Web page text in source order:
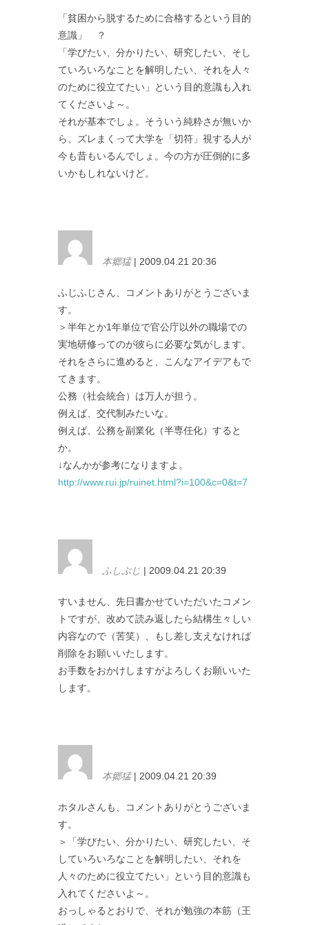
「貧困から脱するために合格するという目的
意識」 ？
「学びたい、分かりたい、研究したい、そし
ていろいろなことを解明したい、それを人々
のために役立てたい」という目的意識も入れ
てくださいよ～。
それが基本でしょ。そういう純粋さが無いか
ら、ズレまくって大学を「切符」視する人が
今も昔もいるんでしょ。今の方が圧倒的に多
いかもしれないけど。
本郷猛| 2009.04.21 20:36
ふじふじさん、コメントありがとうございま
す。
＞半年とか1年単位で官公庁以外の職場での
実地研修ってのが彼らに必要な気がします。
それをさらに進めると、こんなアイデアもで
てきます。
公務（社会統合）は万人が担う。
例えば、交代制みたいな。
例えば、公務を副業化（半専任化）すると
か。
↓なんかが参考になりますよ。
http://www.rui.jp/ruinet.html?i=100&c=0&t=7
ふしぶじ | 2009.04.21 20:39
すいません、先日書かせていただいたコメン
トですが、改めて読み返したら結構生々しい
内容なので（苦笑）、もし差し支えなければ
削除をお願いいたします。
お手数をおかけしますがよろしくお願いいた
します。
本郷猛| 2009.04.21 20:39
ホタルさんも、コメントありがとうございま
す。
＞「学びたい、分かりたい、研究したい、そ
していろいろなことを解明したい、それを
人々のために役立てたい」という目的意識も
入れてくださいよ～。
おっしゃるとおりで、それが勉強の本筋（王